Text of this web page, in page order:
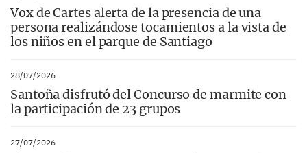
Vox de Cartes alerta de la presencia de una
persona realizándose tocamientos a la vista de
los niños en el parque de Santiago
28/07/2026
Santoña disfrutó del Concurso de marmite con
la participación de 23 grupos
27/07/2026